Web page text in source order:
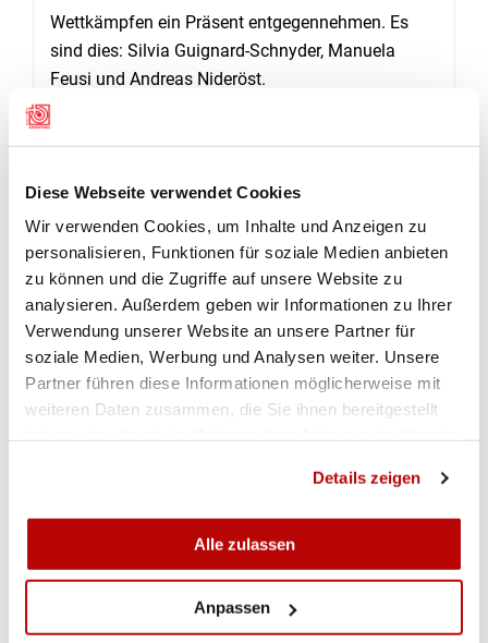
Diese Webseite verwendet Cookies
Wir verwenden Cookies, um Inhalte und Anzeigen zu
personalisieren, Funktionen für soziale Medien anbieten
zu können und die Zugriffe auf unsere Website zu
analysieren. Außerdem geben wir Informationen zu Ihrer
Verwendung unserer Website an unsere Partner für
soziale Medien, Werbung und Analysen weiter. Unsere
Partner führen diese Informationen möglicherweise mit
weiteren Daten zusammen, die Sie ihnen bereitgestellt
Details zeigen
Alle zulassen
Anpassen
Wettkämpfen ein Präsent entgegennehmen. Es
sind dies: Silvia Guignard-Schnyder, Manuela
Feusi und Andreas Nideröst.
Kniendmeisterschaft, Kantonalmeisterschaft
sowie Schütze des Jahres für ihre
Ein ansehnliches Programm für 2019 steht dem
Schwyzer Kantonal Matchschützen Verband
bevor.
In der neuen Schiesssaison wird auf der
Verbandsanlässe, sondern fast alle
Matchschiessanlässe mit befreundenden
Verbänden im Cholmattli ausgetragen werden. Der
Vorstand freut es heute schon, für die
Sportlerinnen und Sportler optimale Bedingungen
zu schaffen, dass möglichst hohe Resultate und